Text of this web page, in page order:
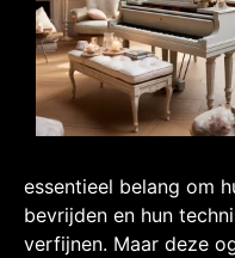
essentieel belang om
bevrijden en hun
verfijnen. Maar deze